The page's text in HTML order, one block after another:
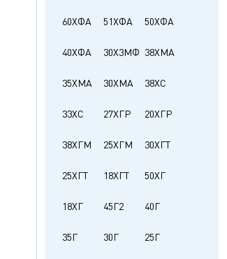
60ХФА 51ХФА 50ХФА
40ХФА 30Х3МФ 38ХМА
35ХМА 30ХМА 38ХС
33ХС 27ХГР 20ХГР
38ХГМ 25ХГМ 30ХГТ
25ХГТ 18ХГТ 50ХГ
18ХГ 45Г2 40Г
35Г 30Г 25Г